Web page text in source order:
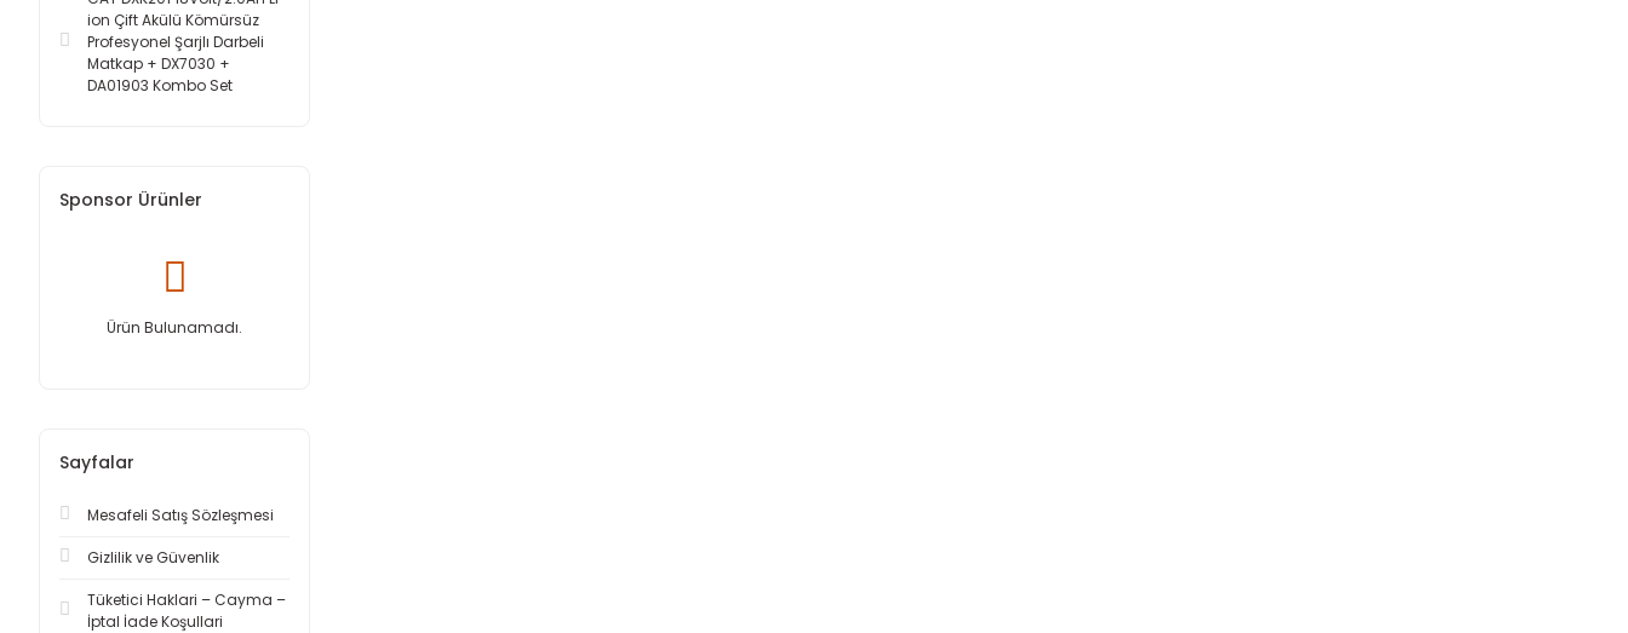
ion Çift Akülü Kömürsüz
Profesyonel Şarjlı Darbeli
Matkap + DX7030 +
DA01903 Kombo Set
Sponsor Ürünler
Ürün Bulunamadı.
Sayfalar
Mesafeli Satış Sözleşmesi
Gizlilik ve Güvenlik
Tüketici Haklari – Cayma –
İptal İade Koşullari